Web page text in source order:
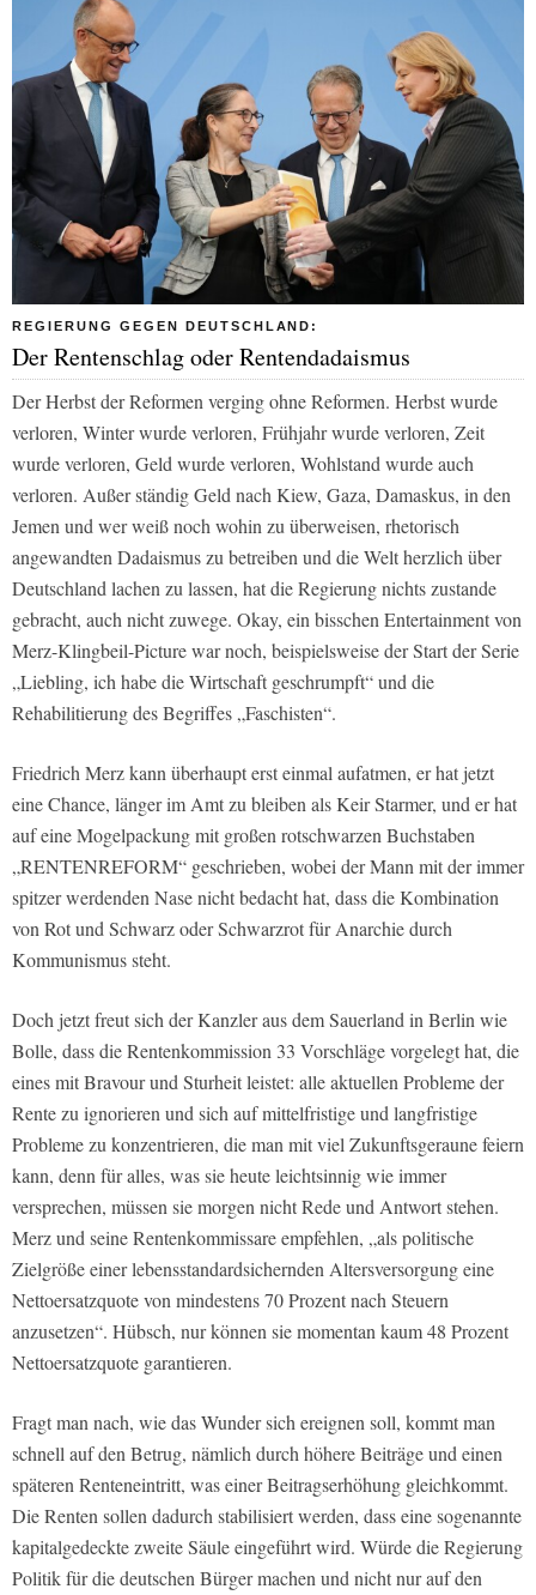
REGIERUNG GEGEN DEUTSCHLAND:
Der Rentenschlag oder Rentendadaismus
Der Herbst der Reformen verging ohne Reformen. Herbst wurde
verloren, Winter wurde verloren, Frühjahr wurde verloren, Zeit
wurde verloren, Geld wurde verloren, Wohlstand wurde auch
verloren. Außer ständig Geld nach Kiew, Gaza, Damaskus, in den
Jemen und wer weiß noch wohin zu überweisen, rhetorisch
angewandten Dadaismus zu betreiben und die Welt herzlich über
Deutschland lachen zu lassen, hat die Regierung nichts zustande
gebracht, auch nicht zuwege. Okay, ein bisschen Entertainment von
Merz-Klingbeil-Picture war noch, beispielsweise der Start der Serie
„Liebling, ich habe die Wirtschaft geschrumpft“ und die
Rehabilitierung des Begriffes „Faschisten“.
Friedrich Merz kann überhaupt erst einmal aufatmen, er hat jetzt
eine Chance, länger im Amt zu bleiben als Keir Starmer, und er hat
auf eine Mogelpackung mit großen rotschwarzen Buchstaben
„RENTENREFORM“ geschrieben, wobei der Mann mit der immer
spitzer werdenden Nase nicht bedacht hat, dass die Kombination
von Rot und Schwarz oder Schwarzrot für Anarchie durch
Kommunismus steht.
Doch jetzt freut sich der Kanzler aus dem Sauerland in Berlin wie
Bolle, dass die Rentenkommission 33 Vorschläge vorgelegt hat, die
eines mit Bravour und Sturheit leistet: alle aktuellen Probleme der
Rente zu ignorieren und sich auf mittelfristige und langfristige
Probleme zu konzentrieren, die man mit viel Zukunftsgeraune feiern
kann, denn für alles, was sie heute leichtsinnig wie immer
versprechen, müssen sie morgen nicht Rede und Antwort stehen.
Merz und seine Rentenkommissare empfehlen, „als politische
Zielgröße einer lebensstandardsichernden Altersversorgung eine
Nettoersatzquote von mindestens 70 Prozent nach Steuern
anzusetzen“. Hübsch, nur können sie momentan kaum 48 Prozent
Nettoersatzquote garantieren.
Fragt man nach, wie das Wunder sich ereignen soll, kommt man
schnell auf den Betrug, nämlich durch höhere Beiträge und einen
späteren Renteneintritt, was einer Beitragserhöhung gleichkommt.
Die Renten sollen dadurch stabilisiert werden, dass eine sogenannte
kapitalgedeckte zweite Säule eingeführt wird. Würde die Regierung
Politik für die deutschen Bürger machen und nicht nur auf den